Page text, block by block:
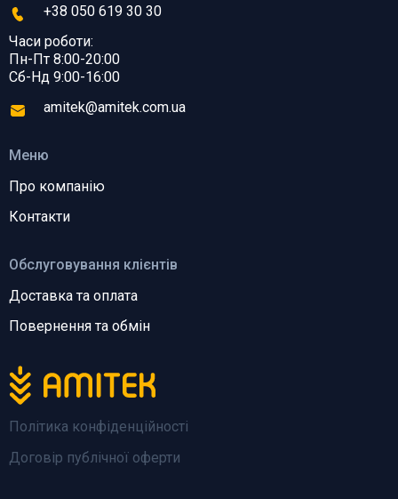
Політика конфіденційності
Договір публічної оферти
Обслуговування клієнтів
Доставка та оплата
Повернення та обмін
Меню
Про компанію
Контакти
+38 050 619 30 30
Часи роботи:
Пн-Пт 8:00-20:00
Сб-Нд 9:00-16:00
amitek@amitek.com.ua